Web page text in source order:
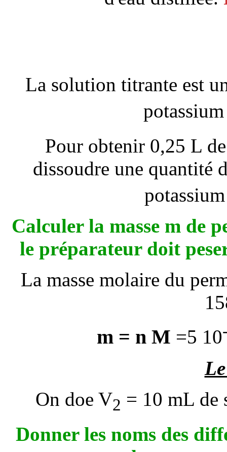
La solution titrante est
Pour obtenir 0,25 L
dissoudre une quantité
Calculer la masse m de
le préparateur doit
La masse molaire du
m = n M =5 10
On doe V2 = 10 mL de
Donner les noms des